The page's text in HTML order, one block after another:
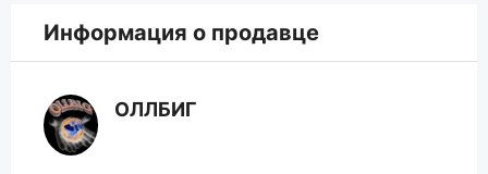
Информация о продавце
ОЛЛБИГ